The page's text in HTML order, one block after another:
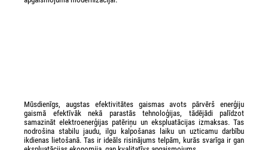
Mūsdienīgs, augstas efektivitātes gaismas avots pārvērš enerģiju
gaismā efektīvāk nekā parastās tehnoloģijas, tādējādi palīdzot
samazināt elektroenerģijas patēriņu un ekspluatācijas izmaksas. Tas
nodrošina stabilu jaudu, ilgu kalpošanas laiku un uzticamu darbību
ikdienas lietošanā. Tas ir ideāls risinājums telpām, kurās svarīga ir gan